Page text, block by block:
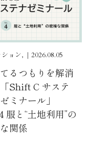
ョン, ｜2026.08.05
るつもりを解消
Shift C サステ
ミナール」
服と“土地利用”の
関係